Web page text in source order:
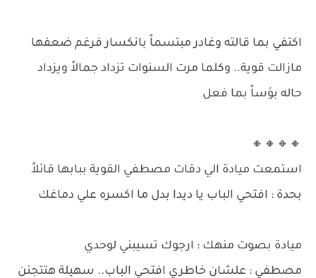
اكتفي بما قالته وغادر مبتسماً بانكسار فرغم ضعفها
مازالت قوية.. وكلما مرت السنوات تزداد جمالاً ويزداد
حاله بؤساً بما فعل
🔸🔸🔸🔸
استمعت ميادة الي دقات مصطفي القوية ببابها قائلاً
بحدة : افتحي الباب يا ديدا بدل ما اكسره علي دماغك
ميادة بصوت منهك : ارجوك تسيبني لوحدي
مصطفي : علشان خاطري افتحي الباب.. سهيلة هتتجنن